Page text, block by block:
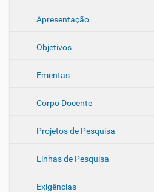
Apresentação
Objetivos
Ementas
Corpo Docente
Projetos de Pesquisa
Linhas de Pesquisa
Exigências